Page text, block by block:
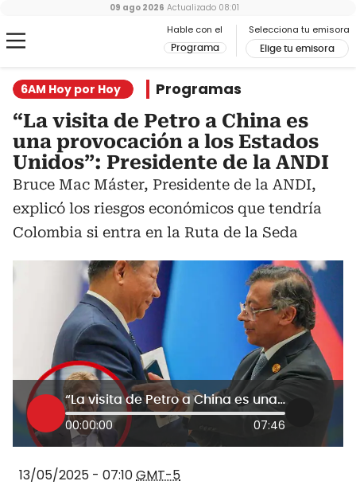
Hable con el
Programa
Selecciona tu emisora
Elige tu emisora
09 ago 2026 Actualizado 08:01
6AM Hoy por Hoy Programas
“La visita de Petro a China es
una provocación a los Estados
Unidos”: Presidente de la ANDI
Bruce Mac Máster, Presidente de la ANDI,
explicó los riesgos económicos que tendría
Colombia si entra en la Ruta de la Seda
“La visita de Petro a China es una provocación a los Estados Unidos”: Presidente de la ANDI
00:00:00 07:46
13/05/2025 - 07:10GMT-5